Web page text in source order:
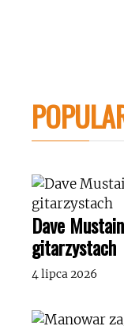
Dave
gitarzystach
4 lipca 2026